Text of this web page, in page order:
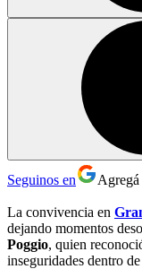
Seguinos en
La convivencia en
dejando momentos
Poggio, quien
inseguridades dentro de